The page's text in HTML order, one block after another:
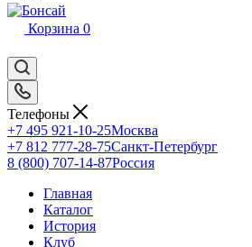
Корзина 0
Телефоны
+7 495 921-10-25Москва
+7 812 777-28-75Санкт-Петербург
8 (800) 707-14-87Россия
Главная
Каталог
История
Клуб